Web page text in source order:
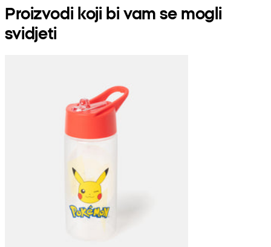
Proizvodi koji bi vam se mogli
svidjeti